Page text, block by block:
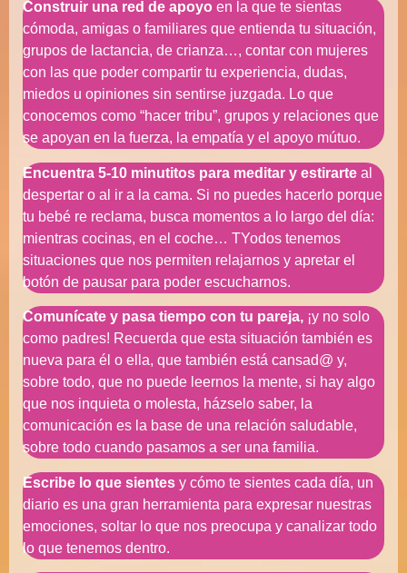
Construir una red de apoyo en la que te sientas
cómoda, amigas o familiares que entienda tu situación,
grupos de lactancia, de crianza…, contar con mujeres
con las que poder compartir tu experiencia, dudas,
miedos u opiniones sin sentirse juzgada. Lo que
conocemos como “hacer tribu”, grupos y relaciones que
se apoyan en la fuerza, la empatía y el apoyo mútuo.
Encuentra 5-10 minutitos para meditar y estirarte al
despertar o al ir a la cama. Si no puedes hacerlo porque
tu bebé re reclama, busca momentos a lo largo del día:
mientras cocinas, en el coche… TYodos tenemos
situaciones que nos permiten relajarnos y apretar el
botón de pausar para poder escucharnos.
Comunícate y pasa tiempo con tu pareja, ¡y no solo
como padres! Recuerda que esta situación también es
nueva para él o ella, que también está cansad@ y,
sobre todo, que no puede leernos la mente, si hay algo
que nos inquieta o molesta, házselo saber, la
comunicación es la base de una relación saludable,
sobre todo cuando pasamos a ser una familia.
Escribe lo que sientes y cómo te sientes cada día, un
diario es una gran herramienta para expresar nuestras
emociones, soltar lo que nos preocupa y canalizar todo
lo que tenemos dentro.